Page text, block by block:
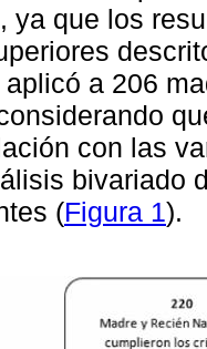
, ya que los
a 206
con las
bivariado
(Figura 1).